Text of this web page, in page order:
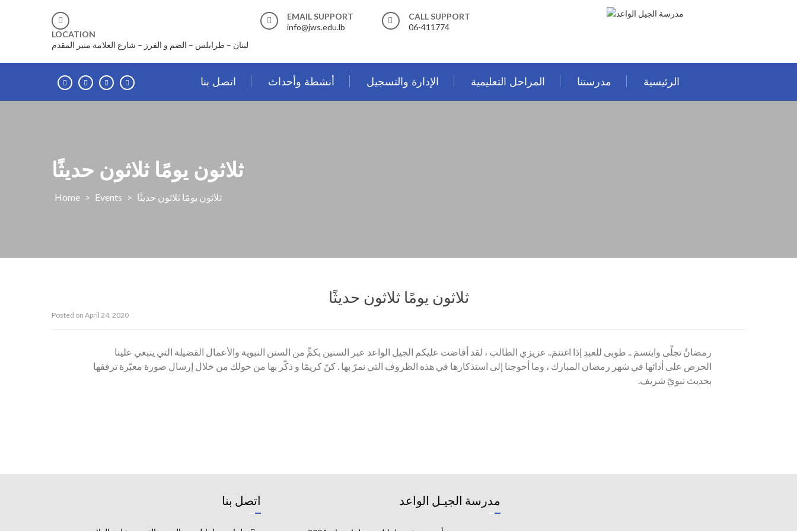
LOCATION
لبنان – طرابلس – الضم و الفرز – شارع العلامة منير المقدم
EMAIL SUPPORT
info@jws.edu.lb
CALL SUPPORT
06-411774
اتصل بنا أنشطة وأحداث الإدارة والتسجيل المراحل التعليمية مدرستنا الرئيسية
‎ثلاثون يومًا ثلاثون حديثًا
Home > Events > ‎ثلاثون يومًا ثلاثون حديثًا
‎ثلاثون يومًا ثلاثون حديثًا
Posted on April 24, 2020
رمضانُ تجلّى وابتسمَ .. طوبى للعبدِ إذا اغتنمَ.. عزيزي الطالب ، لقد أفاضت عليكم الجيل الواعد عبر السنين بكمٍّ من السنن النبوية والأعمال الفضيلة التي ينبغي علينا
الحرص على أدائها في شهر رمضان المبارك ، وما أحوجنا إلى استذكارها في هذه الظروف التي نمرّ بها . كنّ كريمًا و ذكّر بها من حولك من خلال إرسال صورة معبّرة ترفقها
بحديث نبويّ شريف.
اتصل بنا مدرسة الجيـل الواعد